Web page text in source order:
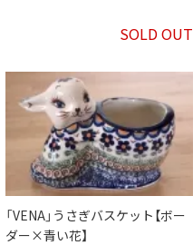
SOLD OUT
「VENA」うさぎバスケット【ボー
ダー×青い花】